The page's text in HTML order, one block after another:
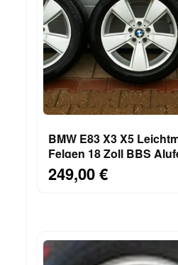
BMW E83 X3 X5
Felgen 18 Zoll BBS
18 Reifen 255/45
249,00 €